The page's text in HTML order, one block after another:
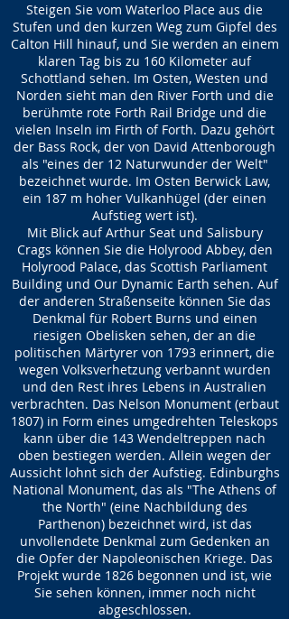
Steigen Sie vom Waterloo Place aus die
Stufen und den kurzen Weg zum Gipfel des
Calton Hill hinauf, und Sie werden an einem
klaren Tag bis zu 160 Kilometer auf
Schottland sehen. Im Osten, Westen und
Norden sieht man den River Forth und die
berühmte rote Forth Rail Bridge und die
vielen Inseln im Firth of Forth. Dazu gehört
der Bass Rock, der von David Attenborough
als "eines der 12 Naturwunder der Welt"
bezeichnet wurde. Im Osten Berwick Law,
ein 187 m hoher Vulkanhügel (der einen
Aufstieg wert ist).
Mit Blick auf Arthur Seat und Salisbury
Crags können Sie die Holyrood Abbey, den
Holyrood Palace, das Scottish Parliament
Building und Our Dynamic Earth sehen. Auf
der anderen Straßenseite können Sie das
Denkmal für Robert Burns und einen
riesigen Obelisken sehen, der an die
politischen Märtyrer von 1793 erinnert, die
wegen Volksverhetzung verbannt wurden
und den Rest ihres Lebens in Australien
verbrachten. Das Nelson Monument (erbaut
1807) in Form eines umgedrehten Teleskops
kann über die 143 Wendeltreppen nach
oben bestiegen werden. Allein wegen der
Aussicht lohnt sich der Aufstieg. Edinburghs
National Monument, das als "The Athens of
the North" (eine Nachbildung des
Parthenon) bezeichnet wird, ist das
unvollendete Denkmal zum Gedenken an
die Opfer der Napoleonischen Kriege. Das
Projekt wurde 1826 begonnen und ist, wie
Sie sehen können, immer noch nicht
abgeschlossen.